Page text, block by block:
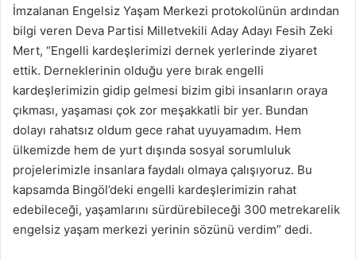
İmzalanan Engelsiz Yaşam Merkezi protokolünün ardından
bilgi veren Deva Partisi Milletvekili Aday Adayı Fesih Zeki
Mert, “Engelli kardeşlerimizi dernek yerlerinde ziyaret
ettik. Derneklerinin olduğu yere bırak engelli
kardeşlerimizin gidip gelmesi bizim gibi insanların oraya
çıkması, yaşaması çok zor meşakkatli bir yer. Bundan
dolayı rahatsız oldum gece rahat uyuyamadım. Hem
ülkemizde hem de yurt dışında sosyal sorumluluk
projelerimizle insanlara faydalı olmaya çalışıyoruz. Bu
kapsamda Bingöl’deki engelli kardeşlerimizin rahat
edebileceği, yaşamlarını sürdürebileceği 300 metrekarelik
engelsiz yaşam merkezi yerinin sözünü verdim” dedi.